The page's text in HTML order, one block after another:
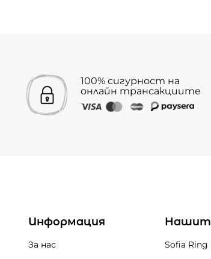
100% сигурност на
онлайн трансакциите
Информация
За нас
Sofia Ring